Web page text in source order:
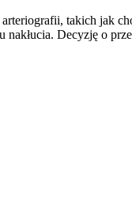
takich jak
Decyzję o